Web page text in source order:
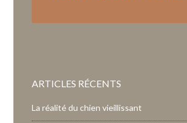
ARTICLES RÉCENTS
La réalité du chien vieillissant